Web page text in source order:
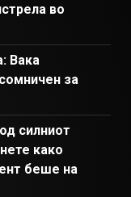
во
Вака
за
силниот
како
беше на